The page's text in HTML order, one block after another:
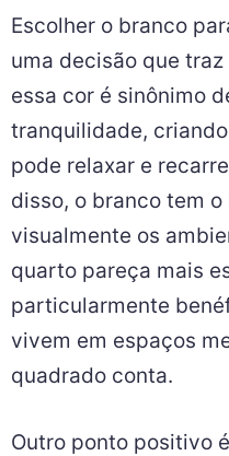
Escolher o branco
uma decisão que
essa cor é sinônimo
tranquilidade,
pode relaxar e
disso, o branco tem
visualmente os
quarto pareça mais
particularmente
vivem em espaços
quadrado conta.
Outro ponto positivo